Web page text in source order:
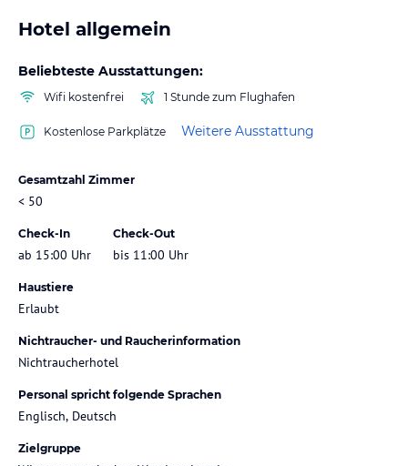
Hotel allgemein
Beliebteste Ausstattungen:
Wifi kostenfrei 1 Stunde zum Flughafen
Kostenlose Parkplätze Weitere Ausstattung
Gesamtzahl Zimmer
< 50
Check-In
ab 15:00 Uhr
Check-Out
bis 11:00 Uhr
Haustiere
Erlaubt
Nichtraucher- und Raucherinformation
Nichtraucherhotel
Personal spricht folgende Sprachen
Englisch, Deutsch
Zielgruppe